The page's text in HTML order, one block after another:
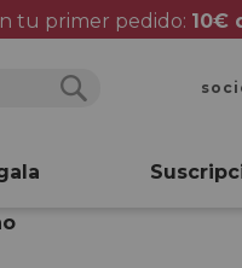
tu primer pedido: 10€